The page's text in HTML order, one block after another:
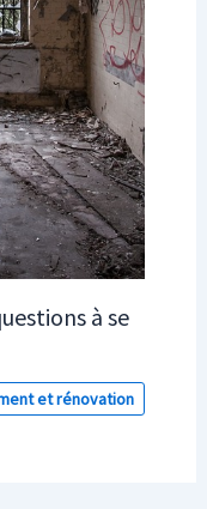
à se
et rénovation